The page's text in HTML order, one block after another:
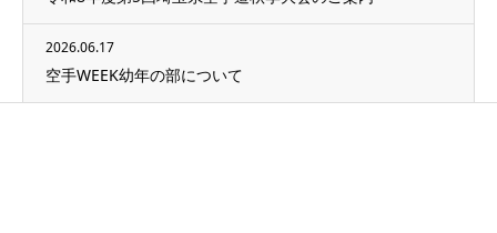
2026.06.17
空手WEEK幼年の部について